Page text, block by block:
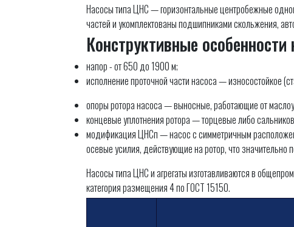
Насосы типа ЦНС — горизонтальные центробежные
частей и укомплектованы подшипниками скольжения,
Конструктивные
напор - от 650 до 1900 м;
исполнение проточной части насоса — износостойкое
опоры ротора насоса — выносные, работающие от
концевые уплотнения ротора — торцевые либо
модификация ЦНСп — насос с симметричным
осевые усилия, действующие на ротор, что
Насосы типа ЦНС и агрегаты изготавливаются в
категория размещения 4 по ГОСТ 15150.